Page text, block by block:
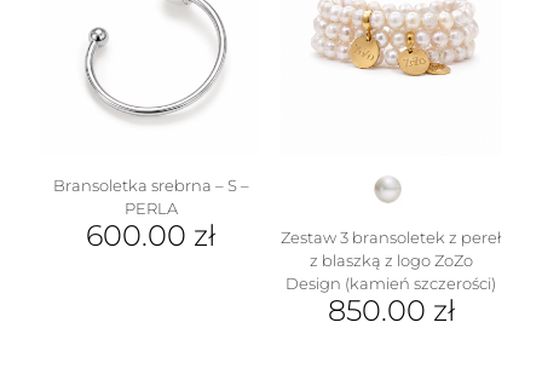
wariantów.
Opcje
można
wybrać
Bransoletka srebrna – S –
PERLA
600.00 zł
Zestaw 3 bransoletek z pereł
z blaszką z logo ZoZo
Design (kamień szczerości)
850.00 zł